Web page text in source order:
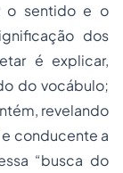
o sentido e o
dos
é explicar,
do vocábulo;
revelando
conducente a
“busca do